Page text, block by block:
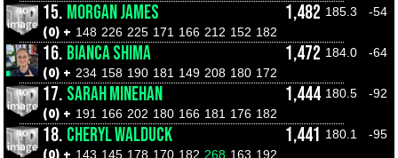
15. MORGAN JAMES 1,482 185.3 -54
(0) + 148 226 225 171 166 212 152 182
16. BIANCA SHIMA 1,472 184.0 -64
(0) + 234 158 190 181 149 208 180 172
17. SARAH MINEHAN 1,444 180.5 -92
(0) + 191 166 202 180 166 181 176 182
18. CHERYL WALDUCK 1,441 180.1 -95
(0) + 143 145 178 170 182 268 163 192